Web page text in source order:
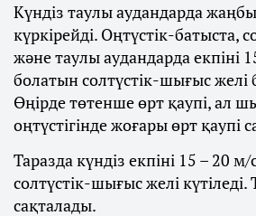
Күндіз таулы аудандарда
күркірейді. Оңтүстік-батыста,
және таулы аудандарда екпіні
болатын солтүстік-шығыс
Өңірде төтенше өрт қаупі, ал
оңтүстігінде жоғары өрт қаупі
Таразда күндіз екпіні 15 – 20
солтүстік-шығыс желі
сақталады.